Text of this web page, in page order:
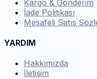
Kargo & Gönderim
İade Politikası
Mesafeli Satış
YARDIM
Hakkımızda
İletişim